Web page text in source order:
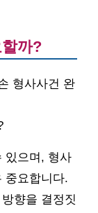
까?
형사사건 완
있으며, 형사
중요합니다.
향을 결정짓